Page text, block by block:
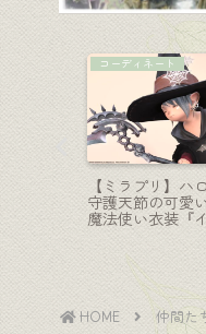
占星術師-天球儀
薔薇のシルバー
ーのような占星
儀『キティセオ
スフィア』
HOME 仲間た